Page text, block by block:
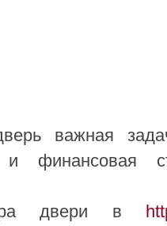
важная
и финансовая
двери в